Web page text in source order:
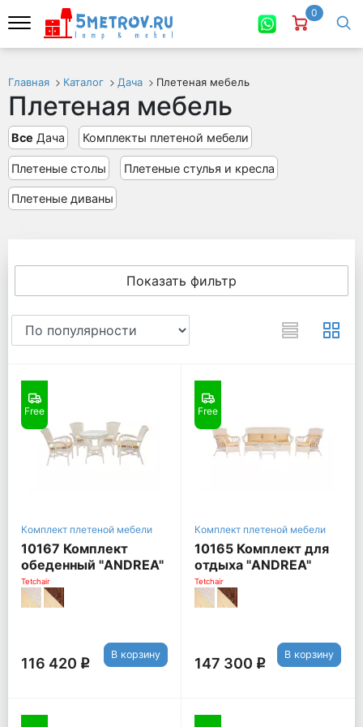
0
Главная Каталог Дача Плетеная мебель
Плетеная мебель
Все Дача Комплекты плетеной мебели
Плетеные столы Плетеные стулья и кресла
Плетеные диваны
Показать фильтр
Free
Комплект плетеной мебели
10167 Комплект
обеденный "ANDREA"
( стол со стеклом + 4
кресла + подушки),
Tetchair
116 420 q
В корзину
Free
Комплект плетеной мебели
10165 Комплект для
отдыха "ANDREA"
(диван + 2 кресла +
журн. столик со
Ткань рубчик,
кремовый
Tetchair
147 300 q
В корзину